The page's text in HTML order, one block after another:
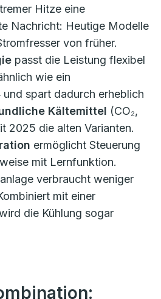
Hitze eine
Nachricht: Heutige Modelle
von früher.
passt die Leistung flexibel
wie ein
spart dadurch erheblich
Kältemittel (CO₂,
2025 die alten Varianten.
ermöglicht Steuerung
mit Lernfunktion.
verbraucht weniger
mit einer
die Kühlung sogar